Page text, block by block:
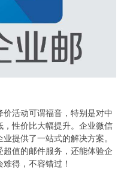
活动可谓福音，特别是对中
性价比大幅提升。企业微信
提供了一站式的解决方案。
值的邮件服务，还能体验企
得，不容错过！